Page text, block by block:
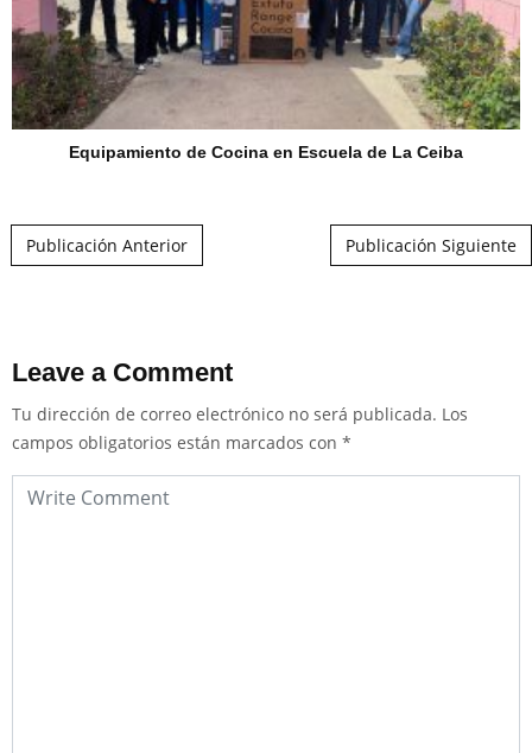
Equipamiento de Cocina en Escuela de La Ceiba
Publicación Anterior Publicación Siguiente
Leave a Comment
Tu dirección de correo electrónico no será publicada. Los
campos obligatorios están marcados con *